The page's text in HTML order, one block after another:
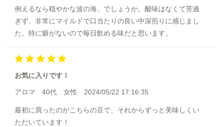
例えるなら穏やかな波の海、でしょうか。酸味はなくて苦過
ぎず、非常にマイルドで口当たりの良い中深煎りに感じまし
た。特に癖がないので毎日飲める味だと思います。
お気に入りです！
アロマ 40代 女性 2024/05/22 17:16:35
最初に買ったのがこちらの豆で、それからずっと美味しくい
ただいています！